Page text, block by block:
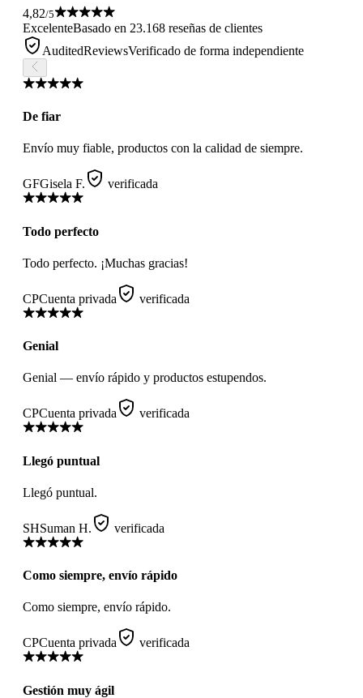
4,82/5
ExcelenteBasado en 23.168 reseñas de clientes
AuditedReviewsVerificado de forma independiente
De fiar
Envío muy fiable, productos con la calidad de siempre.
GFGisela F. verificada
Todo perfecto
Todo perfecto. ¡Muchas gracias!
CPCuenta privada verificada
Genial
Genial — envío rápido y productos estupendos.
CPCuenta privada verificada
Llegó puntual
Llegó puntual.
SHSuman H. verificada
Como siempre, envío rápido
Como siempre, envío rápido.
CPCuenta privada verificada
Gestión muy ágil